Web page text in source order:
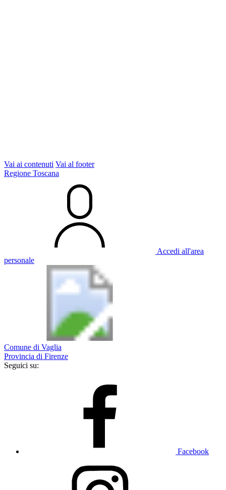
Vai ai contenuti Vai al footer
Regione Toscana
Accedi all'area
personale
Comune di Vaglia
Provincia di Firenze
Seguici su:
Facebook